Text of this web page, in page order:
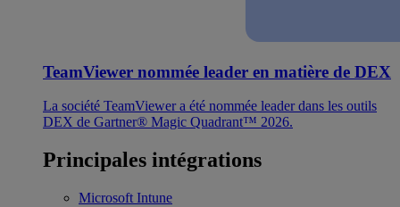
TeamViewer nommée leader en matière de DEX
La société TeamViewer a été nommée leader dans les outils
DEX de Gartner® Magic Quadrant™ 2026.
Principales intégrations
Microsoft Intune